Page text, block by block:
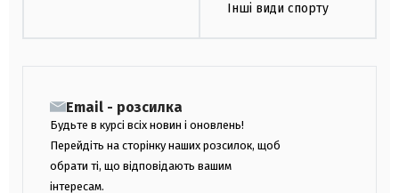
Інші види спорту
Email - розсилка
Будьте в курсі всіх новин і оновлень!
Перейдіть на сторінку наших розсилок, щоб
обрати ті, що відповідають вашим
інтересам.